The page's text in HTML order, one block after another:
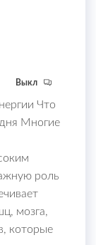
Выкл
Что
Многие
роль
мозга,
которые